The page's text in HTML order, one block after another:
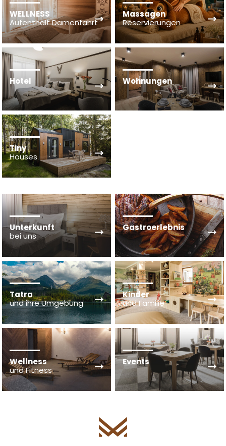
WELLNESS
Aufenthalt Damenfahrt
Massagen
Reservierungen
Hotel Wohnungen
Tiny
Houses
Unterkunft
bei uns
Gastroerlebnis
Tatra
und ihre Umgebung
Kinder
und Familie
Wellness
und Fitness
Events